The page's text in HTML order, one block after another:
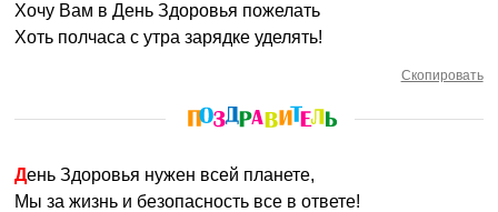
Хочу Вам в День Здоровья пожелать
Хоть полчаса с утра зарядке уделять!
Скопировать
День Здоровья нужен всей планете,
Мы за жизнь и безопасность все в ответе!